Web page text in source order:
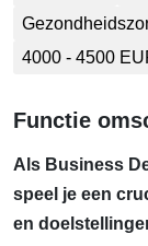
4000 - 4500
Functie
Als Business
speel je een
en